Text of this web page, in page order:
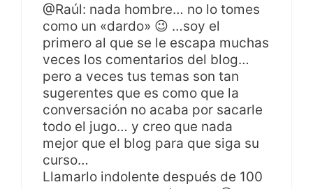
@Raúl: nada hombre… no lo tomes
como un «dardo» 😉 …soy el
primero al que se le escapa muchas
veces los comentarios del blog…
pero a veces tus temas son tan
sugerentes que es como que la
conversación no acaba por sacarle
todo el jugo… y creo que nada
mejor que el blog para que siga su
curso…
Llamarlo indolente después de 100